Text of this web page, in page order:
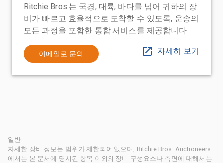
Ritchie Bros.는 국경, 대륙, 바다를 넘어 귀하의 장
비가 빠르고 효율적으로 도착할 수 있도록, 운송의
모든 과정을 포함한 통합 서비스를 제공합니다.
이메일로 문의 자세히 보기
일반
자세한 장비 정보는 범위가 제한되어 있으며, Ritchie Bros. Auctioneers
에서는 본 문서에 명시된 항목 이외의 장비 구성요소나 측면에 대해서는